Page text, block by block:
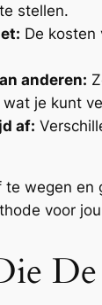
stellen.
De
anderen:
je kunt
af:
wegen
voor